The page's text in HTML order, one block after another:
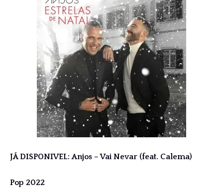
JÁ DISPONIVEL: Anjos – Vai Nevar (feat. Calema)
Pop 2022